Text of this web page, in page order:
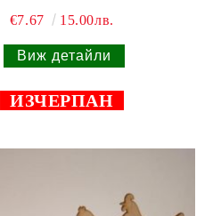
€7.67 15.00лв.
Виж детайли
ИЗЧЕРПАН